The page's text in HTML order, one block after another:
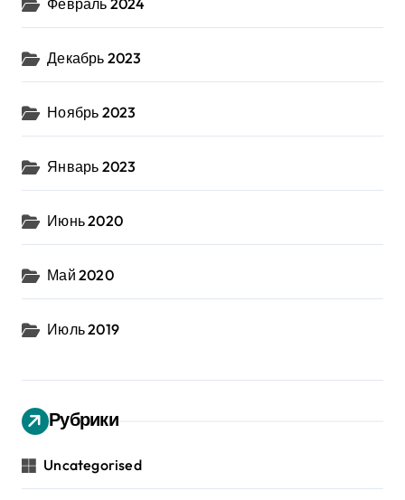
Февраль 2024
Декабрь 2023
Ноябрь 2023
Январь 2023
Июнь 2020
Май 2020
Июль 2019
Рубрики
Uncategorised